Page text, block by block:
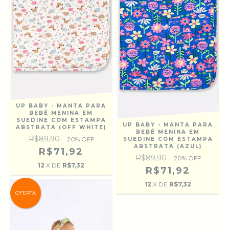
UP BABY - MANTA PARA
BEBÊ MENINA EM
SUEDINE COM ESTAMPA
ABSTRATA (OFF WHITE)
R$89,90 20% OFF
R$71,92
12 X DE R$7,32
UP BABY - MANTA PARA
BEBÊ MENINA EM
SUEDINE COM ESTAMPA
ABSTRATA (AZUL)
R$89,90 20% OFF
R$71,92
12 X DE R$7,32
OFERTA